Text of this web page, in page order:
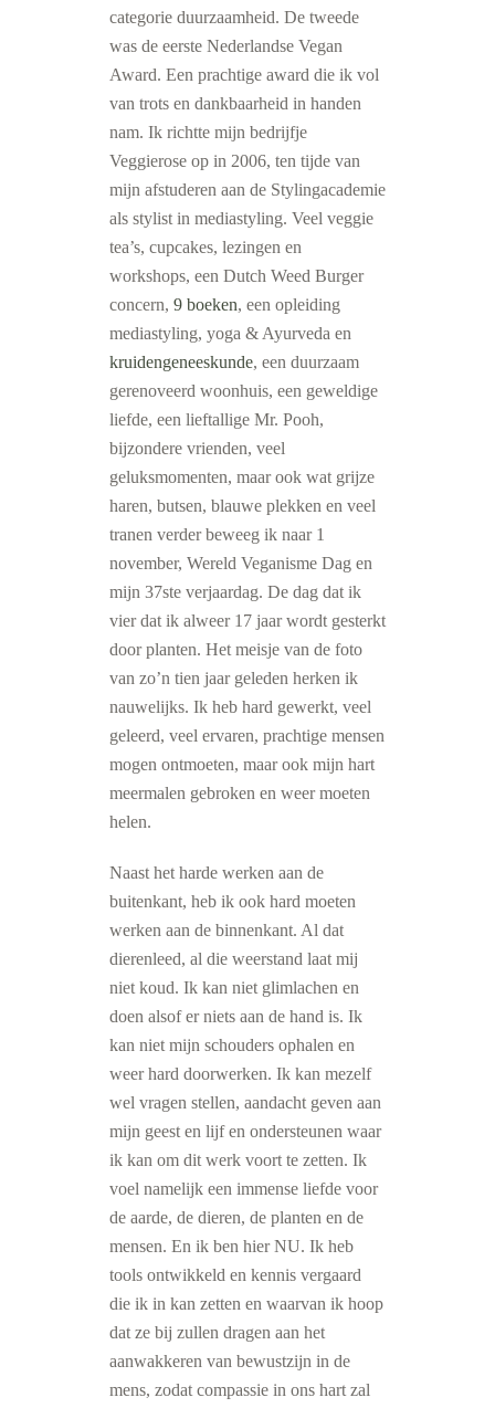
categorie duurzaamheid. De tweede
was de eerste Nederlandse Vegan
Award. Een prachtige award die ik vol
van trots en dankbaarheid in handen
nam. Ik richtte mijn bedrijfje
Veggierose op in 2006, ten tijde van
mijn afstuderen aan de Stylingacademie
als stylist in mediastyling. Veel veggie
tea’s, cupcakes, lezingen en
workshops, een Dutch Weed Burger
concern, 9 boeken, een opleiding
mediastyling, yoga & Ayurveda en
kruidengeneeskunde, een duurzaam
gerenoveerd woonhuis, een geweldige
liefde, een lieftallige Mr. Pooh,
bijzondere vrienden, veel
geluksmomenten, maar ook wat grijze
haren, butsen, blauwe plekken en veel
tranen verder beweeg ik naar 1
november, Wereld Veganisme Dag en
mijn 37ste verjaardag. De dag dat ik
vier dat ik alweer 17 jaar wordt gesterkt
door planten. Het meisje van de foto
van zo’n tien jaar geleden herken ik
nauwelijks. Ik heb hard gewerkt, veel
geleerd, veel ervaren, prachtige mensen
mogen ontmoeten, maar ook mijn hart
meermalen gebroken en weer moeten
helen.
Naast het harde werken aan de
buitenkant, heb ik ook hard moeten
werken aan de binnenkant. Al dat
dierenleed, al die weerstand laat mij
niet koud. Ik kan niet glimlachen en
doen alsof er niets aan de hand is. Ik
kan niet mijn schouders ophalen en
weer hard doorwerken. Ik kan mezelf
wel vragen stellen, aandacht geven aan
mijn geest en lijf en ondersteunen waar
ik kan om dit werk voort te zetten. Ik
voel namelijk een immense liefde voor
de aarde, de dieren, de planten en de
mensen. En ik ben hier NU. Ik heb
tools ontwikkeld en kennis vergaard
die ik in kan zetten en waarvan ik hoop
dat ze bij zullen dragen aan het
aanwakkeren van bewustzijn in de
mens, zodat compassie in ons hart zal